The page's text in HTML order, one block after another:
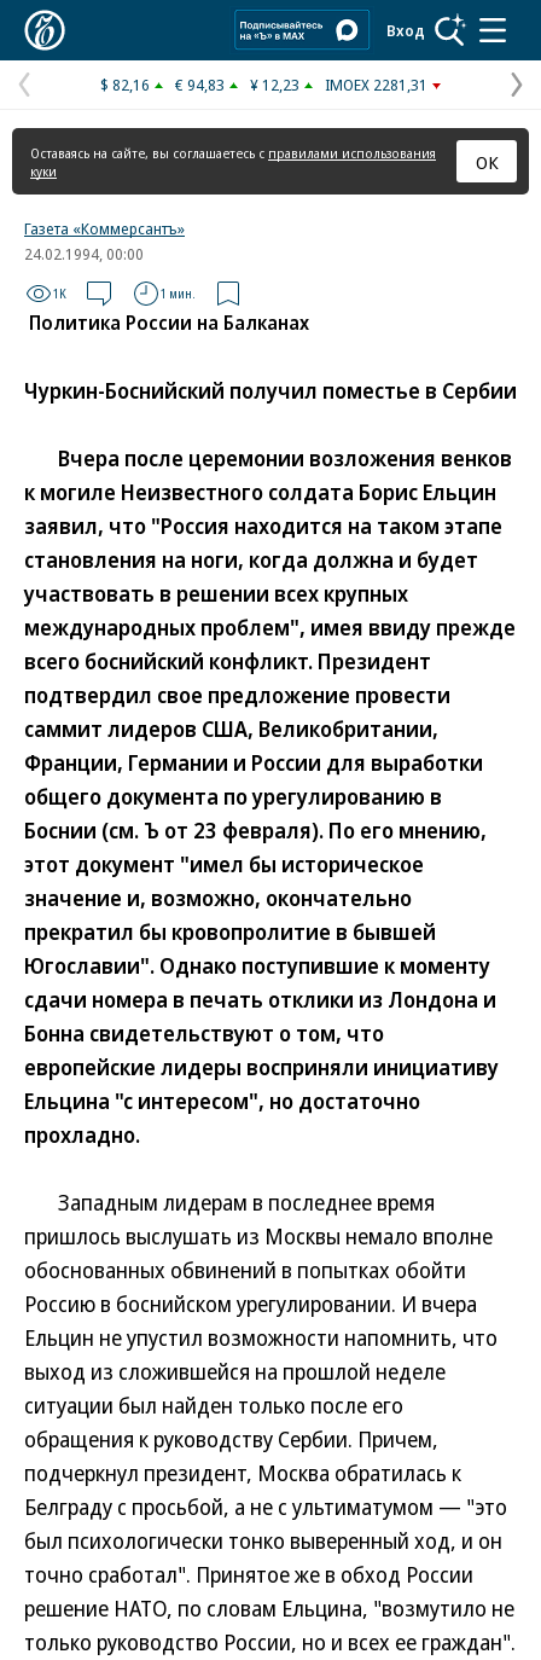
Вход
Предыдущая
страница
$ 82,16 € 94,83 ¥ 12,23 IMOEX 2281,31
Оставаясь на сайте, вы соглашаетесь с правилами использования
куки
ОК
Газета «Коммерсантъ»
24.02.1994, 00:00
1K 1 мин.
Политика России на Балканах
Чуркин-Боснийский получил поместье в Сербии
Вчера после церемонии возложения венков
к могиле Неизвестного солдата Борис Ельцин
заявил, что "Россия находится на таком этапе
становления на ноги, когда должна и будет
участвовать в решении всех крупных
международных проблем", имея ввиду прежде
всего боснийский конфликт. Президент
подтвердил свое предложение провести
саммит лидеров США, Великобритании,
Франции, Германии и России для выработки
общего документа по урегулированию в
Боснии (см. Ъ от 23 февраля). По его мнению,
этот документ "имел бы историческое
значение и, возможно, окончательно
прекратил бы кровопролитие в бывшей
Югославии". Однако поступившие к моменту
сдачи номера в печать отклики из Лондона и
Бонна свидетельствуют о том, что
европейские лидеры восприняли инициативу
Ельцина "с интересом", но достаточно
прохладно.
Западным лидерам в последнее время
пришлось выслушать из Москвы немало вполне
обоснованных обвинений в попытках обойти
Россию в боснийском урегулировании. И вчера
Ельцин не упустил возможности напомнить, что
выход из сложившейся на прошлой неделе
ситуации был найден только после его
обращения к руководству Сербии. Причем,
подчеркнул президент, Москва обратилась к
Белграду с просьбой, а не с ультиматумом — "это
был психологически тонко выверенный ход, и он
точно сработал". Принятое же в обход России
решение НАТО, по словам Ельцина, "возмутило не
только руководство России, но и всех ее граждан".